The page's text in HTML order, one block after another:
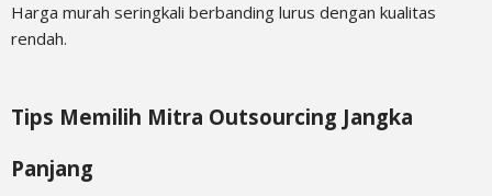
Harga murah seringkali berbanding lurus dengan kualitas
rendah.
Tips Memilih Mitra Outsourcing Jangka
Panjang